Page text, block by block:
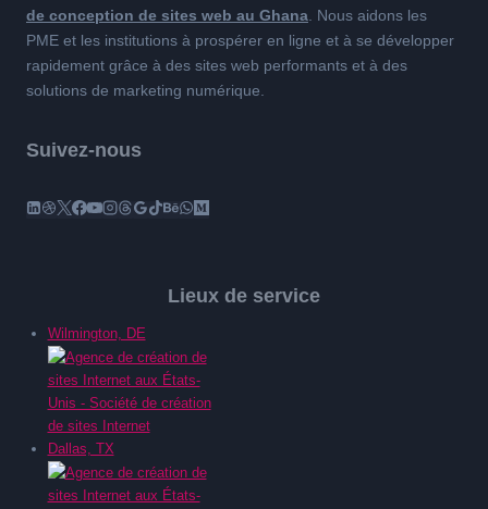
de conception de sites web au Ghana . Nous aidons les
PME et les institutions à prospérer en ligne et à se développer
rapidement grâce à des sites web performants et à des
solutions de marketing numérique.
Suivez-nous
Lieux de service
Wilmington, DE
Dallas, TX